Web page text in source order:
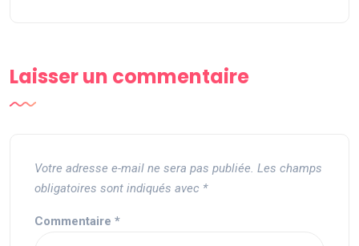
Laisser un commentaire
Votre adresse e-mail ne sera pas publiée. Les champs
obligatoires sont indiqués avec *
Commentaire *